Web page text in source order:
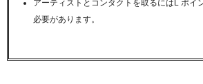
アーティストとコンタクトを取るにはL ポイ
必要があります。